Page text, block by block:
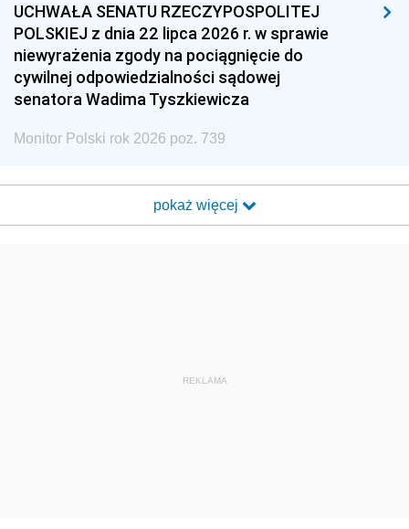
UCHWAŁA SENATU RZECZYPOSPOLITEJ
POLSKIEJ z dnia 22 lipca 2026 r. w sprawie
niewyrażenia zgody na pociągnięcie do
cywilnej odpowiedzialności sądowej
senatora Wadima Tyszkiewicza
Monitor Polski rok 2026 poz. 739
pokaż więcej
REKLAMA